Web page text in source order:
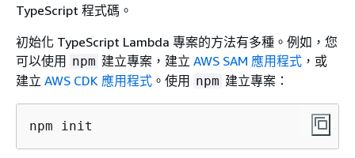
TypeScript 程式碼。
初始化 TypeScript Lambda 專案的方法有多種。例如，您
可以使用 npm 建立專案，建立 AWS SAM 應用程式 ，或
建立 AWS CDK 應用程式 。使用 npm 建立專案：
npm init